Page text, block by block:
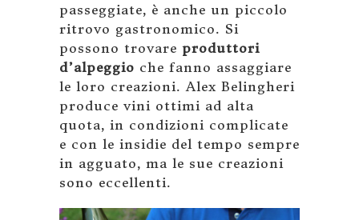
passeggiate, è anche un piccolo
ritrovo gastronomico. Si
possono trovare produttori
d’alpeggio che fanno assaggiare
le loro creazioni. Alex Belingheri
produce vini ottimi ad alta
quota, in condizioni complicate
e con le insidie del tempo sempre
in agguato, ma le sue creazioni
sono eccellenti.